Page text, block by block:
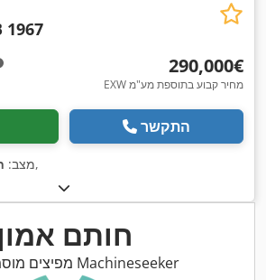
1967
‏290,000 ‏€
EXW מחיר קבוע בתוספת מע"מ
התקשר
מצב:,
חותם
מפיצים מוסמכים של Machineseeker